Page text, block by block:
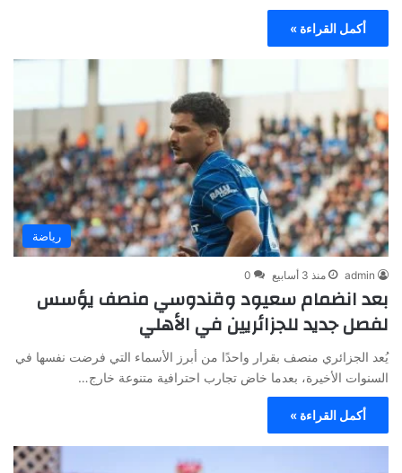
أكمل القراءة »
رياضة
admin منذ 3 أسابيع 0
بعد انضمام سعيود وقندوسي منصف يؤسس
لفصل جديد للجزائريين في الأهلي
يُعد الجزائري منصف بقرار واحدًا من أبرز الأسماء التي فرضت نفسها في
السنوات الأخيرة، بعدما خاض تجارب احترافية متنوعة خارج…
أكمل القراءة »